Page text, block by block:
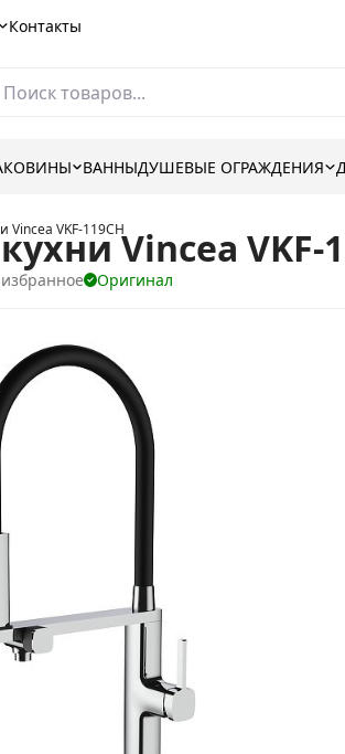
Контакты
ВАННЫДУШЕВЫЕ ОГРАЖДЕНИЯ
Vincea VKF-119CHVincea VKF-
Оригинал